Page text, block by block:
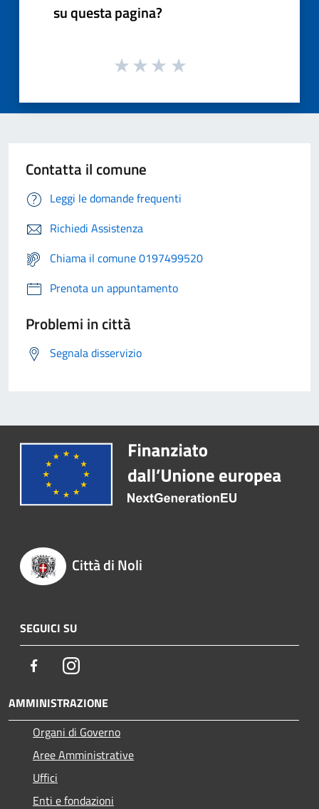
su questa pagina?
Contatta il comune
Leggi le domande frequenti
Richiedi Assistenza
Chiama il comune 0197499520
Prenota un appuntamento
Problemi in città
Segnala disservizio
Città di Noli
SEGUICI SU
FacebookInstagram
AMMINISTRAZIONE
Organi di Governo
Aree Amministrative
Uffici
Enti e fondazioni